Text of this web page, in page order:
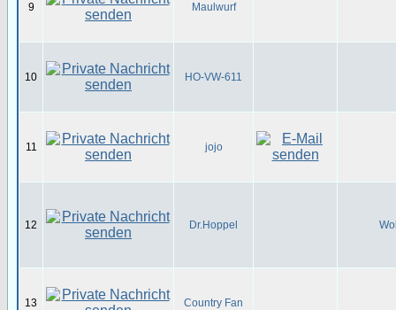
9 Maulwurf
10 HO-VW-611
11 jojo
12 Dr.Hoppel
13 Country Fan